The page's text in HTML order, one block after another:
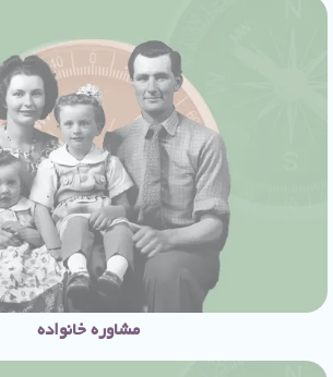
مشاوره خانواده